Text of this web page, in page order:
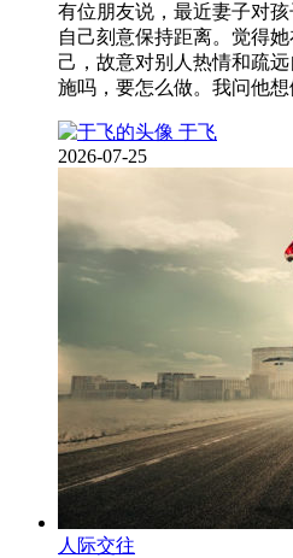
有位朋友说，最近妻子对
自己刻意保持距离。觉得
己，故意对别人热情和疏
施吗，要怎么做。我问他
于飞
2026-07-25
人际交往